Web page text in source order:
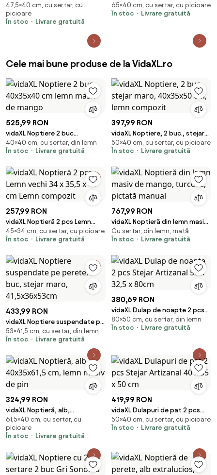
Stejar Artizanal 40 x 35 x 47,5
cm
47,5×40 cm, cu sertar, cu
picioare
În stoc
Livrare gratuită
maro, 40x35x65 cm, lemn
masiv de pin
65×40 cm, cu sertar, cu picioare
În stoc
Livrare gratuită
Cele mai bune produse de la VidaXL.ro
525,99 RON
vidaXL Noptiere 2 buc
40x35x40 cm lemn masiv de
mango
40×40 cm, cu sertar, din lemn
În stoc
Livrare gratuită
397,99 RON
vidaXL Noptiere, 2 buc., stejar
maro, 40x35x50 cm, lemn
compozit
50×40 cm, cu sertar, cu picioare
În stoc
Livrare gratuită
257,99 RON
vidaXL Noptieră 2 pcs Lemn
vechi 34 x 35,5 x 45 cm Lemn
compozit
45×34 cm, cu sertar, cu picioare
În stoc
Livrare gratuită
767,99 RON
vidaXL Noptieră din lemn masiv
de mango, turcoaz, pictată
manual
Cu sertar, din lemn, mată
În stoc
Livrare gratuită
433,99 RON
vidaXL Noptiere suspendate pe
perete, 2 buc, stejar maro,
41,5x36x53cm
53×41,5 cm, cu sertar, din lemn
În stoc
Livrare gratuită
380,69 RON
vidaXL Dulap de noapte 2 pcs
Stejar Artizanal 50 x 32,5 x
80cm
80×50 cm, cu sertar, din lemn
În stoc
Livrare gratuită
324,99 RON
vidaXL Noptieră, alb,
40x35x61,5 cm, lemn masiv de
pin
61,5×40 cm, cu sertar, cu
picioare
În stoc
Livrare gratuită
419,99 RON
vidaXL Dulapuri de pat 2 pcs
Stejar Artizanal 40 x 35 x 50 cm
50×40 cm, cu sertar, cu picioare
În stoc
Livrare gratuită